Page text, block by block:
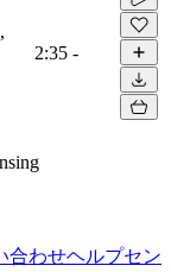
2:35 -
合わせヘルプセン